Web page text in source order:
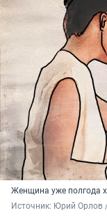
Женщина уже полгода
Источник: Юрий Орлов